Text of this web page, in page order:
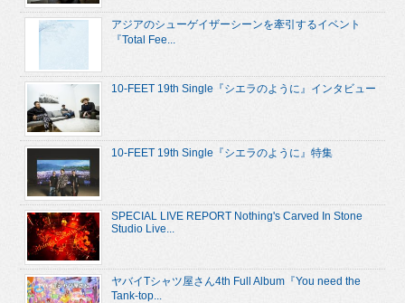
アジアのシューゲイザーシーンを牽引するイベント
『Total Fee...
10-FEET 19th Single『シエラのように』インタビュー
10-FEET 19th Single『シエラのように』特集
SPECIAL LIVE REPORT Nothing's Carved In Stone
Studio Live...
ヤバイTシャツ屋さん4th Full Album『You need the
Tank-top...